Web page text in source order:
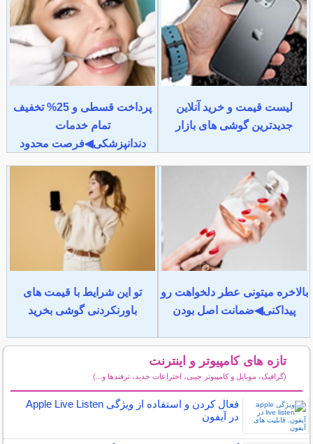
لیست قیمت و خرید آنلاین
جدیدترین گوشی های بازار
پرداخت قسطی و 25% تخفیف
تمام خدمات
دندانپزشکی◀فرصت محدود
بالاخره میتونی عطر دلخواهت رو
پیداکنی◀ضمانت اصل بودن
تو این شرایط با قیمت های
باورنکردنی گوشی بخرید
تازه های کامپیوتر و اینترنت
(گرافیک، موبایل و کامپیوتر جیبی، اختراعات جدید، ترفندها و...)
فعال کردن و استفاده از ویژگی Apple Live Listen
در آیفون